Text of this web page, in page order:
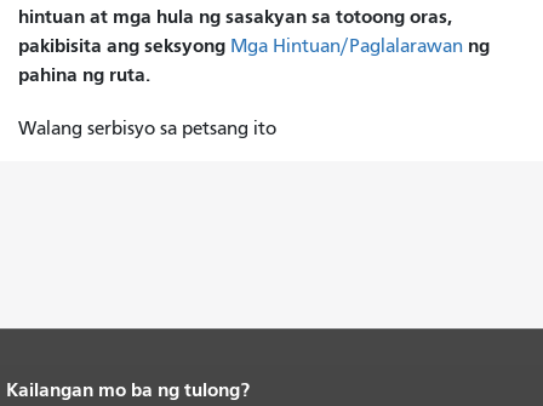
hintuan at mga hula ng sasakyan sa totoong oras,
pakibisita ang seksyong Mga Hintuan/Paglalarawan ng
pahina ng ruta.
Walang serbisyo sa petsang ito
Katapusan ng nilalaman ng
Kailangan mo ba ng tulong?